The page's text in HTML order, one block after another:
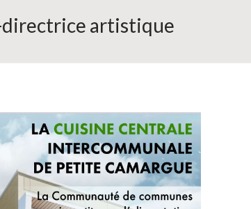
directrice artistique